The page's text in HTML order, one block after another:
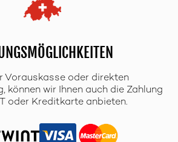
Vorauskasse oder direkten
können wir Ihnen auch die Zahlung
oder Kreditkarte anbieten.